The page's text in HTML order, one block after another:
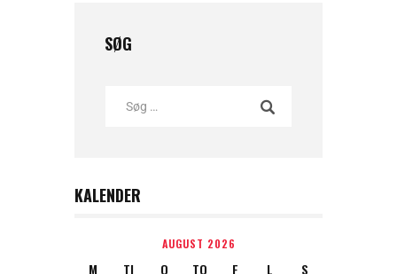
SØG
KALENDER
AUGUST 2026
M TI O TO F L S